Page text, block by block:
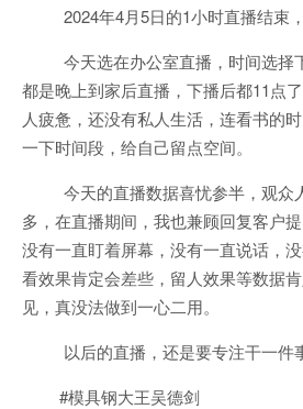
2024年4月5日的1小时直播结束
今天选在办公室直播，时间选择
都是晚上到家后直播，下播后都11点
人疲惫，还没有私人生活，连看书的
一下时间段，给自己留点空间。
今天的直播数据喜忧参半，观众
多，在直播期间，我也兼顾回复客户
没有一直盯着屏幕，没有一直说话，
看效果肯定会差些，留人效果等数据
见，真没法做到一心二用。
以后的直播，还是要专注干一件
#模具钢大王吴德剑